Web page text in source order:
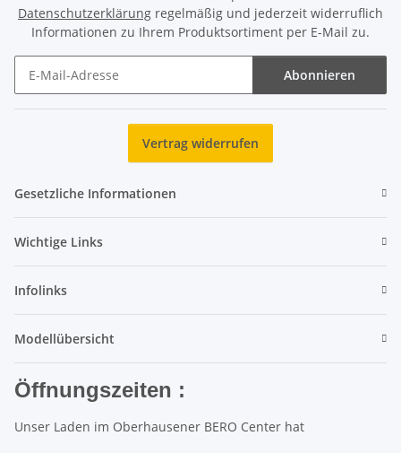
Datenschutzerklärung regelmäßig und jederzeit widerruflich
Informationen zu Ihrem Produktsortiment per E-Mail zu.
Abonnieren
Vertrag widerrufen
Gesetzliche Informationen
Wichtige Links
Infolinks
Modellübersicht
Öffnungszeiten :
Unser Laden im Oberhausener BERO Center hat